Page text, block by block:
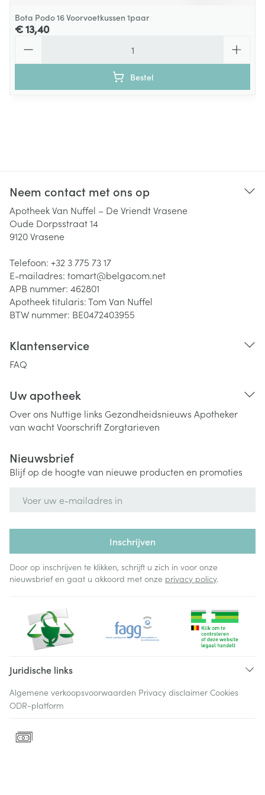
Bota Podo 16 Voorvoetkussen 1paar
€ 13,40
Bestel
Neem contact met ons op
Apotheek Van Nuffel – De Vriendt Vrasene
Oude Dorpsstraat 14
9120Vrasene
Telefoon: +32 3 775 73 17
E-mailadres: tomart@belgacom.net
APB nummer: 462801
Apotheek titularis:Tom Van Nuffel
BTW nummer: BE0472403955
Klantenservice
FAQ
Uw apotheek
Over ons Nuttige links Gezondheidsnieuws Apotheker
van wachtVoorschriftZorgtarieven
Nieuwsbrief
Blijf op de hoogte van nieuwe producten en promoties
Inschrijven
Door op inschrijven te klikken, schrijft u zich in voor onze
nieuwsbrief en gaat u akkoord met onze privacy policy.
Juridische links
Algemene verkoopsvoorwaarden Privacy disclaimer Cookies
ODR-platform